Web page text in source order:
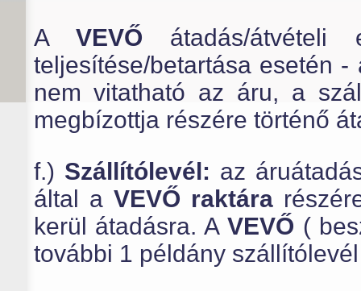
A VEVŐ átadás/átvételi
teljesítése/betartása esetén
nem vitatható az áru, a
megbízottja részére történő
f.) Szállítólevél: az
által a VEVŐ raktára
kerül átadásra. A VEVŐ (
további 1 példány